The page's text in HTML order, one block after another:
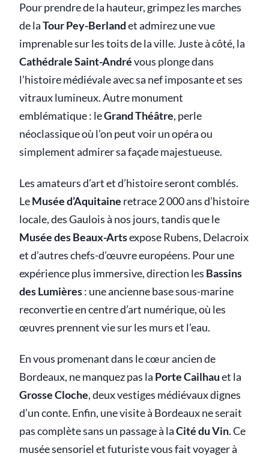
Pour prendre de la hauteur, grimpez les marches
de laTour Pey-Berlandet admirez une vue
imprenable sur les toits de la ville. Juste à côté, la
Cathédrale Saint-Andrévous plonge dans
l’histoire médiévale avec sa nef imposante et ses
vitraux lumineux. Autre monument
emblématique : leGrand Théâtre, perle
néoclassique où l’on peut voir un opéra ou
simplement admirer sa façade majestueuse.
Les amateurs d’art et d’histoire seront comblés.
LeMusée d’Aquitaine retrace 2 000 ans d’histoire
locale, des Gaulois à nos jours, tandis que le
Musée des Beaux-Artsexpose Rubens, Delacroix
et d’autres chefs-d’œuvre européens. Pour une
expérience plus immersive, direction les Bassins
des Lumières: une ancienne base sous-marine
reconvertie en centre d’art numérique, où les
œuvres prennent vie sur les murs et l’eau.
En vous promenant dans le cœur ancien de
Bordeaux, ne manquez pas la Porte Cailhauet la
Grosse Cloche, deux vestiges médiévaux dignes
d’un conte. Enfin, une visite à Bordeaux ne serait
pas complète sans un passage à laCité du Vin. Ce
musée sensoriel et futuriste vous fait voyager à